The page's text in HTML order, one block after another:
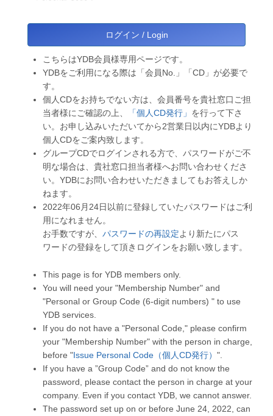
こちらはYDB会員様専用ページです。
YDBをご利用になる際は「会員No.」「CD」が必要で
す。
個人CDをお持ちでない方は、会員番号を貴社窓口ご担
当者様にご確認の上、
「個人CD発行」 を行って下さ
い。お申し込みいただいてから2営業日以内にYDBより
個人CDをご案内致します。
グループCDでログインされる方で、パスワードがご不
明な場合は、貴社窓口担当者様へお問い合わせくださ
い。YDBにお問い合わせいただきましてもお答えしか
ねます。
2022年06月24日以前に登録していたパスワードはご利
用になれません。
お手数ですが、 パスワードの再設定より新たにパス
ワードの登録をして頂きログインをお願い致します。
This page is for YDB members only.
You will need your "Membership Number" and
"Personal or Group Code (6-digit numbers) " to use
YDB services.
If you do not have a "Personal Code," please confirm
your "Membership Number" with the person in charge,
before "Issue Personal Code（個人CD発行） ".
If you have a ”Group Code” and do not know the
password, please contact the person in charge at your
company. Even if you contact YDB, we cannot answer.
The password set up on or before June 24, 2022, can